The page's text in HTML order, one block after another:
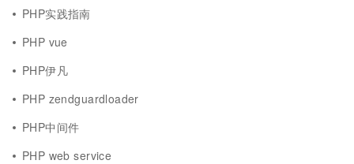
PHP实践指南
PHP vue
PHP伊凡
PHP zendguardloader
PHP中间件
PHP web service